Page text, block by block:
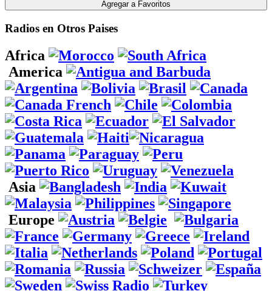
Radios en Otros Paises
Africa
America
Asia
Europe